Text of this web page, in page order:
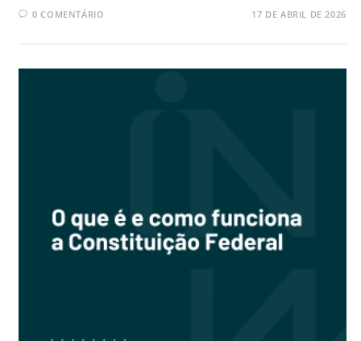
0 COMENTÁRIO 17 DE ABRIL DE 2026